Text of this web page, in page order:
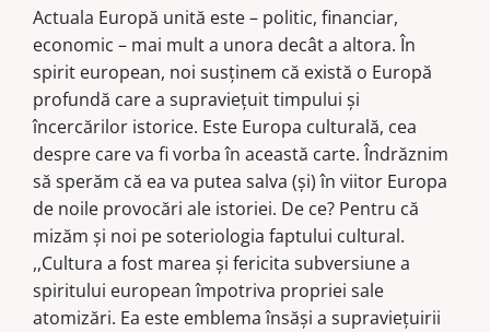
identitate
românească
Actuala Europă unită este – politic, financiar,
economic – mai mult a unora decât a altora. În
spirit european, noi susținem că există o Europă
profundă care a supraviețuit timpului și
încercărilor istorice. Este Europa culturală, cea
despre care va fi vorba în această carte. Îndrăznim
să sperăm că ea va putea salva (și) în viitor Europa
de noile provocări ale istoriei. De ce? Pentru că
mizăm și noi pe soteriologia faptului cultural.
,,Cultura a fost marea și fericita subversiune a
spiritului european împotriva propriei sale
atomizări. Ea este emblema însăși a supraviețuirii